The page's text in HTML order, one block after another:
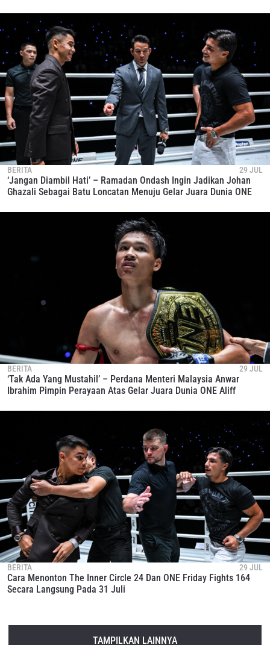
BERITA 29 JUL
‘Jangan Diambil Hati’ – Ramadan Ondash Ingin Jadikan Johan
Ghazali Sebagai Batu Loncatan Menuju Gelar Juara Dunia ONE
BERITA 29 JUL
‘Tak Ada Yang Mustahil’ – Perdana Menteri Malaysia Anwar
Ibrahim Pimpin Perayaan Atas Gelar Juara Dunia ONE Aliff
BERITA 29 JUL
Cara Menonton The Inner Circle 24 Dan ONE Friday Fights 164
Secara Langsung Pada 31 Juli
TAMPILKAN LAINNYA